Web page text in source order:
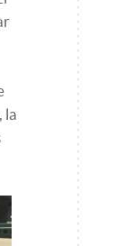
la